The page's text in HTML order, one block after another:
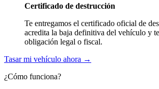
Certificado de destrucción
Te entregamos el certificado oficial de
acredita la baja definitiva del vehículo y
obligación legal o fiscal.
Tasar mi vehículo ahora →
¿Cómo funciona?